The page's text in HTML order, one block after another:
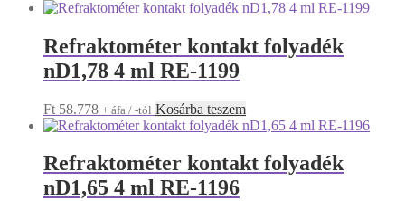
Refraktométer kontakt folyadék
nD1,78 4 ml RE-1199
Ft 58.778 + áfa / -tól Kosárba teszem
Refraktométer kontakt folyadék
nD1,65 4 ml RE-1196